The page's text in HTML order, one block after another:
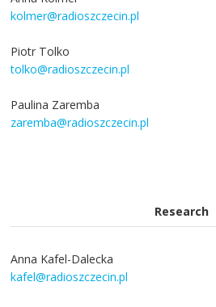
kolmer@radioszczecin.pl
Piotr Tolko
tolko@radioszczecin.pl
Paulina Zaremba
zaremba@radioszczecin.pl
Research
Anna Kafel-Dalecka
kafel@radioszczecin.pl